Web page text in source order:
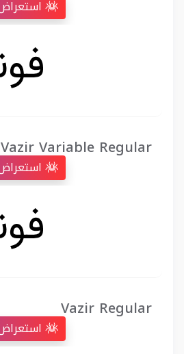
Vazir Variable Regular
Vazir Regular